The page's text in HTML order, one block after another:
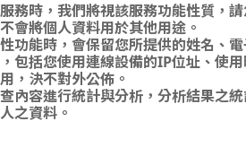
務時，我們將視該服務功能性質，
會將個人資料用於其他用途。
功能時，會保留您所提供的姓名、
包括您使用連線設備的IP位址、使
，決不對外公佈。
內容進行統計與分析，分析結果之
之資料。